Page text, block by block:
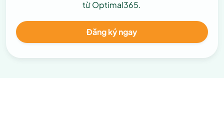
từ Optimal365.
Đăng ký ngay